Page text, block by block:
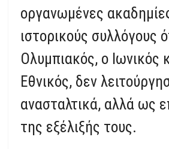
οργανωμένες
ιστορικούς συλλόγους
Ολυμπιακός, ο Ιωνικός
Εθνικός, δεν
ανασταλτικά, αλλά ως
της εξέλιξής τους.